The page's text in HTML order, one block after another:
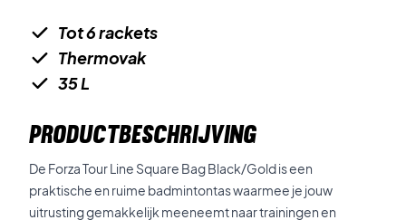
Tot 6 rackets
Thermovak
35 L
PRODUCTBESCHRIJVING
De Forza Tour Line Square Bag Black/Gold is een
praktische en ruime badmintontas waarmee je jouw
uitrusting gemakkelijk meeneemt naar trainingen en